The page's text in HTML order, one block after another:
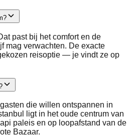
past bij het comfort en de
mag verwachten. De exacte
reisoptie — je vindt ze op
die willen ontspannen in
ligt in het oude centrum van
paleis en op loopafstand van de
Bazaar.